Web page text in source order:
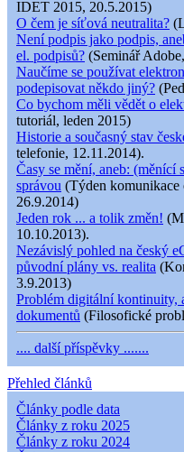
IDET 2015, 20.5.2015)
O čem je síťová neutralita?
Není podpis jako podpis,
el. podpisů? (Seminář
Naučíme se používat
podepisovat někdo jiný?
Co bychom měli vědět o
tutoriál, leden 2015)
Historie a současný stav
telefonie, 12.11.2014).
Časy se mění, aneb: (měnící
správou (Týden komunikace
26.9.2014)
Jeden rok ... a tolik změn!
10.10.2013).
Nezávislý pohled na český
původní plány vs. realita
3.9.2013)
Problém digitální kontinuity,
dokumentů (Filosofické
.... další příspěvky .......
Přehled článků
Články podle data
Články z roku 2025
Články z roku 2024